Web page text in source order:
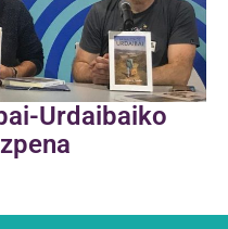
Urdaibaiko